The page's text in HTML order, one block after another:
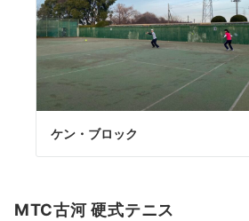
ケン・ブロック
MTC古河 硬式テニス